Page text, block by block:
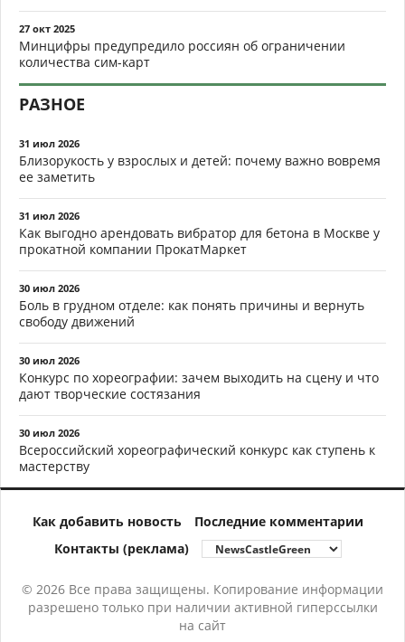
27 окт 2025
Минцифры предупредило россиян об ограничении
количества сим-карт
РАЗНОЕ
31 июл 2026
Близорукость у взрослых и детей: почему важно вовремя
ее заметить
31 июл 2026
Как выгодно арендовать вибратор для бетона в Москве у
прокатной компании ПрокатМаркет
30 июл 2026
Боль в грудном отделе: как понять причины и вернуть
свободу движений
30 июл 2026
Конкурс по хореографии: зачем выходить на сцену и что
дают творческие состязания
30 июл 2026
Всероссийский хореографический конкурс как ступень к
мастерству
Как добавить новость
Последние комментарии
Контакты (реклама)
© 2026 Все права защищены. Копирование информации
разрешено только при наличии активной гиперссылки
на сайт